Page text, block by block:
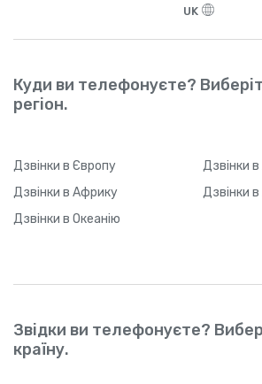
UK
Куди ви телефонуєте?
регіон.
Дзвінки в Європу Дзвінки в
Дзвінки в Африку Дзвінки в
Дзвінки в Океанію
Звідки ви телефонуєте?
країну.